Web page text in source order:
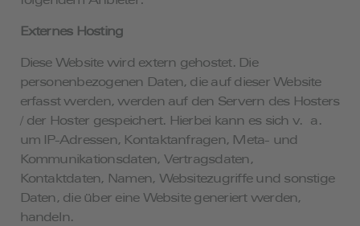
Externes Hosting
Diese Website wird extern gehostet. Die
personenbezogenen Daten, die auf dieser Website
erfasst werden, werden auf den Servern des Hosters
/ der Hoster gespeichert. Hierbei kann es sich v. a.
um IP-Adressen, Kontaktanfragen, Meta- und
Kommunikationsdaten, Vertragsdaten,
Kontaktdaten, Namen, Websitezugriffe und sonstige
Daten, die über eine Website generiert werden,
handeln.